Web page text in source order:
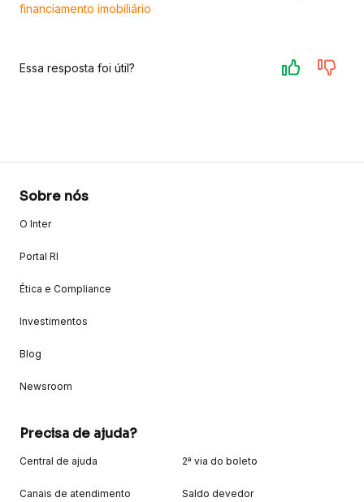
financiamento imobiliário
Essa resposta foi útil?
Sobre nós
O Inter
Portal RI
Ética e Compliance
Investimentos
Blog
Newsroom
Precisa de ajuda?
Central de ajuda
Canais de atendimento
2ª via do boleto
Saldo devedor